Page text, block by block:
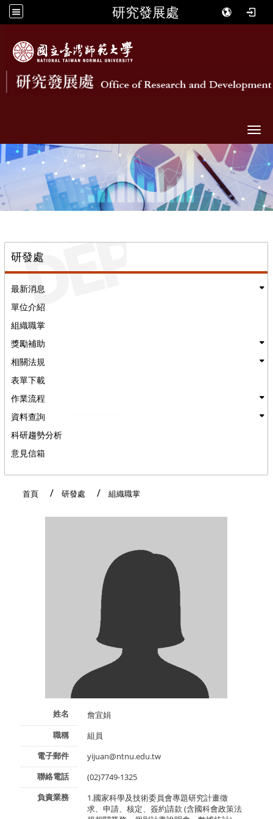
研究發展處
研發處
最新消息
單位介紹
組織職掌
獎勵補助
相關法規
表單下載
作業流程
資料查詢
科研趨勢分析
意見信箱
首頁 研發處 組織職掌
姓名
詹宜娟
職稱
組員
電子郵件
yijuan@ntnu.edu.tw
聯絡電話
(02)7749-1325
負責業務
1.國家科學及技術委員會專題研究計畫徵
求、申請、核定、簽約請款 (含國科會政策法